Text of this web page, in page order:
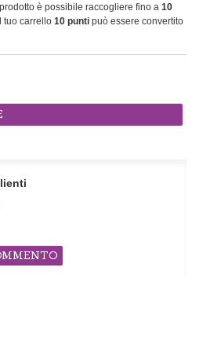
è possibile raccogliere fino a 10
tuo carrello 10 punti può essere convertito